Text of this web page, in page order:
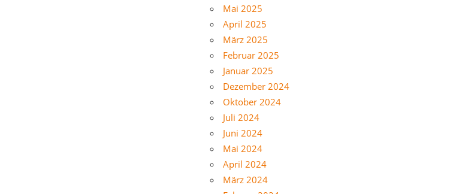
Mai 2025
April 2025
März 2025
Februar 2025
Januar 2025
Dezember 2024
Oktober 2024
Juli 2024
Juni 2024
Mai 2024
April 2024
März 2024